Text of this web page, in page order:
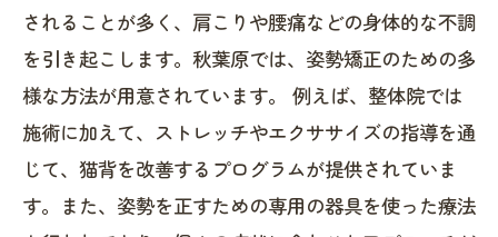
されることが多く、肩こりや腰痛などの身体的な不調
を引き起こします。秋葉原では、姿勢矯正のための多
様な方法が用意されています。 例えば、整体院では
施術に加えて、ストレッチやエクササイズの指導を通
じて、猫背を改善するプログラムが提供されていま
す。また、姿勢を正すための専用の器具を使った療法